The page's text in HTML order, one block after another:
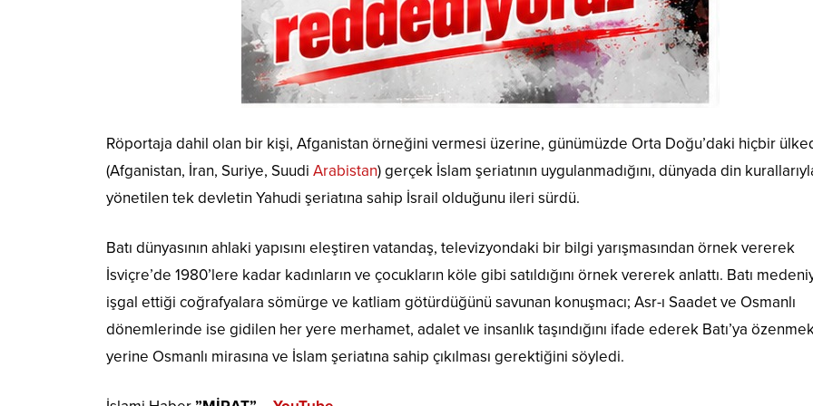
Röportaja dahil olan bir kişi, Afganistan örneğini vermesi üzerine, günümüzde Orta Doğu’daki hiçbir
(Afganistan, İran, Suriye, Suudi Arabistan) gerçek İslam şeriatının uygulanmadığını, dünyada din
yönetilen tek devletin Yahudi şeriatına sahip İsrail olduğunu ileri sürdü.
Batı dünyasının ahlaki yapısını eleştiren vatandaş, televizyondaki bir bilgi yarışmasından örnek vererek
İsviçre’de 1980’lere kadar kadınların ve çocukların köle gibi satıldığını örnek vererek anlattı. Batı
işgal ettiği coğrafyalara sömürge ve katliam götürdüğünü savunan konuşmacı; Asr-ı Saadet ve Osmanlı
dönemlerinde ise gidilen her yere merhamet, adalet ve insanlık taşındığını ifade ederek Batı’ya
yerine Osmanlı mirasına ve İslam şeriatına sahip çıkılması gerektiğini söyledi.